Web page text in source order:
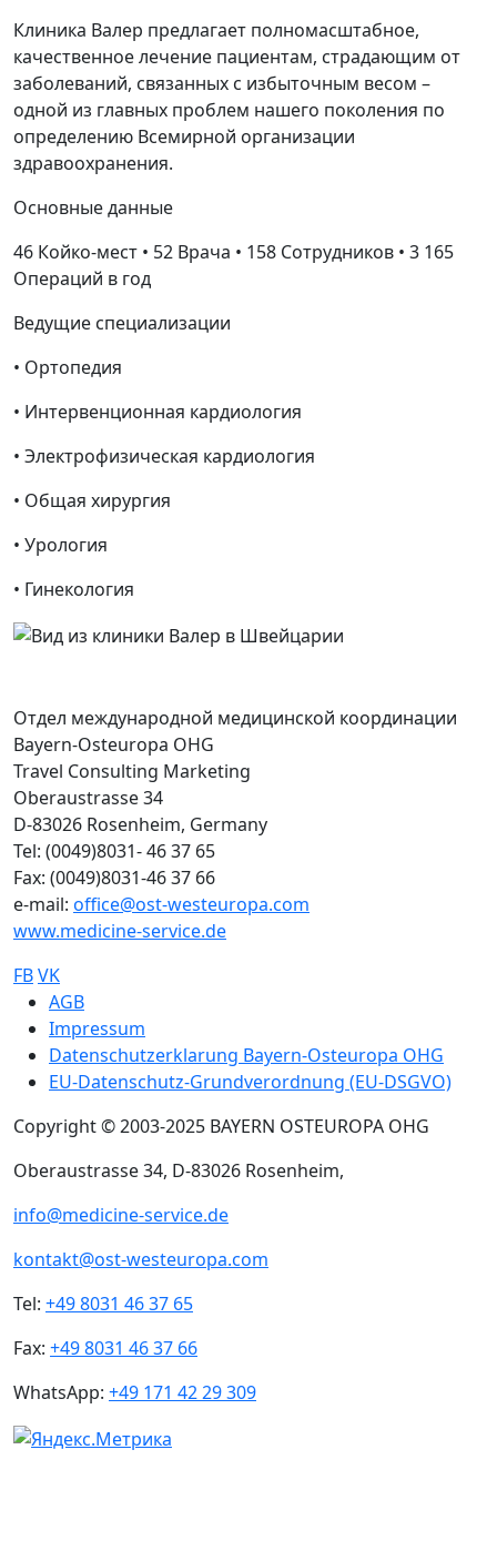
Клиника Валер предлагает полномасштабное,
качественное лечение пациентам, страдающим от
заболеваний, связанных с избыточным весом –
одной из главных проблем нашего поколения по
определению Всемирной организации
здравоохранения.
Основные данные
46 Койко-мест • 52 Врача • 158 Cотрудников • 3 165
Операций в год
Ведущие специализации
• Ортопедия
• Интервенционная кардиология
• Электрофизическая кардиология
• Общая хирургия
• Урология
• Гинекология
Отдел международной медицинской координации
Bayern-Osteuropa OHG
Travel Consulting Marketing
Oberaustrasse 34
D-83026 Rosenheim, Germany
Tel: (0049)8031- 46 37 65
Fax: (0049)8031-46 37 66
e-mail: office@ost-westeuropa.com
www.medicine-service.de
FBVK
Sub footer
AGB
Impressum
Datenschutzerklarung Bayern-Osteuropa OHG
EU-Datenschutz-Grundverordnung (EU-DSGVO)
Copyright © 2003-2025 BAYERN OSTEUROPA OHG
Oberaustrasse 34, D-83026 Rosenheim,
info@medicine-service.de
kontakt@ost-westeuropa.com
Tel: +49 8031 46 37 65
Fax: +49 8031 46 37 66
WhatsApp: +49 171 42 29 309